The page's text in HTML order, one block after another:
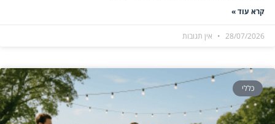
קרא עוד »
28/07/2026 אין תגובות
כללי